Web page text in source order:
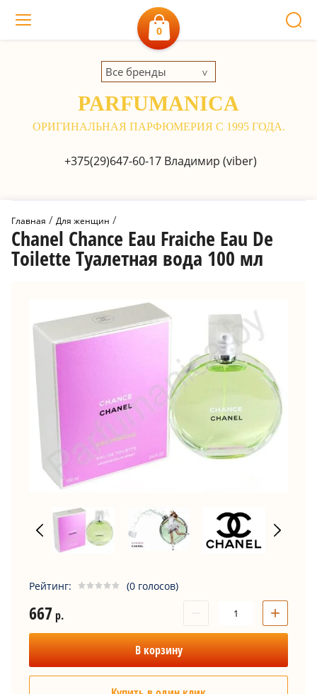
0
+375(29)647-60-17Владимир (viber)
Все бренды
PARFUMANICA
ОРИГИНАЛЬНАЯ ПАРФЮМЕРИЯ С 1995 ГОДА.
Главная / Для женщин /
Chanel Chance Eau Fraiche Eau De
Toilette Туалетная вода 100 мл
Рейтинг: (0 голосов)
667р. +
В корзину